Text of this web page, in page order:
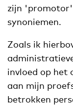
zijn 'promotor'
synoniemen.
Zoals ik
invloed op het
aan mijn
betrokken